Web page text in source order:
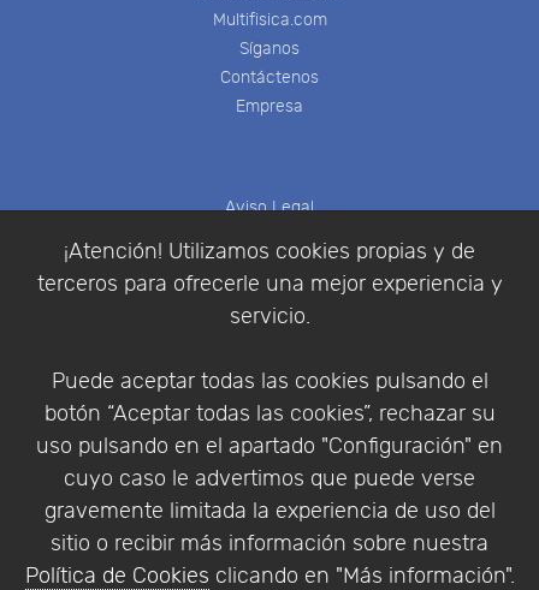
¡Atención! Utilizamos cookies propias y de
terceros para ofrecerle una mejor experiencia y
servicio.
Puede aceptar todas las cookies pulsando el
botón “Aceptar todas las cookies”, rechazar su
uso pulsando en el apartado "Configuración" en
cuyo caso le advertimos que puede verse
gravemente limitada la experiencia de uso del
sitio o recibir más información sobre nuestra
Política de Cookies clicando en "Más información".
Multifisica.com
Síganos
Contáctenos
Empresa
Aviso Legal
Política de Privacidad
Condiciones de compra
Identificarse
Empresa|Aviso Legal| Política de Privacidad |
Política de Cookies
© Copyright 1994 - 2026. Addlink Software